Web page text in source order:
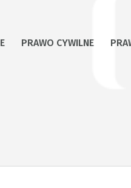
PRAWO CYWILNE